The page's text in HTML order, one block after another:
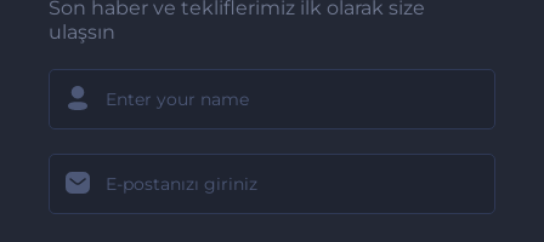
Son haber ve tekliflerimiz ilk olarak size
ulaşsın